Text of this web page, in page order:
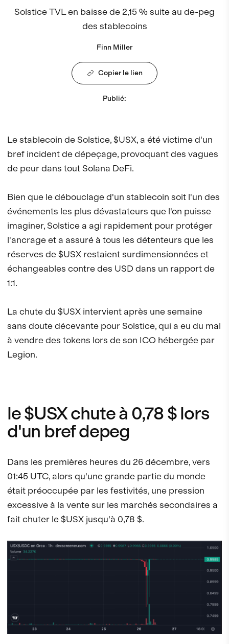
Solstice TVL en baisse de 2,15 % suite au de-peg
des stablecoins
Finn Miller
Copier le lien
Publié:
Le stablecoin de Solstice, $USX, a été victime d'un
bref incident de dépeçage, provoquant des vagues
de peur dans tout Solana DeFi.
Bien que le débouclage d'un stablecoin soit l'un des
événements les plus dévastateurs que l'on puisse
imaginer, Solstice a agi rapidement pour protéger
l'ancrage et a assuré à tous les détenteurs que les
réserves de $USX restaient surdimensionnées et
échangeables contre des USD dans un rapport de
1:1.
La chute du $USX intervient après une semaine
sans doute décevante pour Solstice, qui a eu du mal
à vendre des tokens lors de son ICO hébergée par
Legion.
le $USX chute à 0,78 $ lors
d'un bref depeg
Dans les premières heures du 26 décembre, vers
01:45 UTC, alors qu'une grande partie du monde
était préoccupée par les festivités, une pression
excessive à la vente sur les marchés secondaires a
fait chuter le $USX jusqu'à 0,78 $.